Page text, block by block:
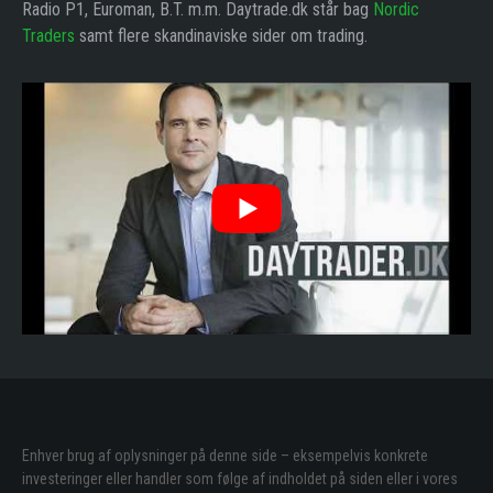
Radio P1, Euroman, B.T. m.m. Daytrade.dk står bag Nordic
Traders samt flere skandinaviske sider om trading.
Enhver brug af oplysninger på denne side – eksempelvis konkrete
investeringer eller handler som følge af indholdet på siden eller i vores